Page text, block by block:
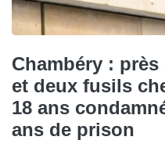
Chambéry :
et deux fusils
18 ans
ans de prison